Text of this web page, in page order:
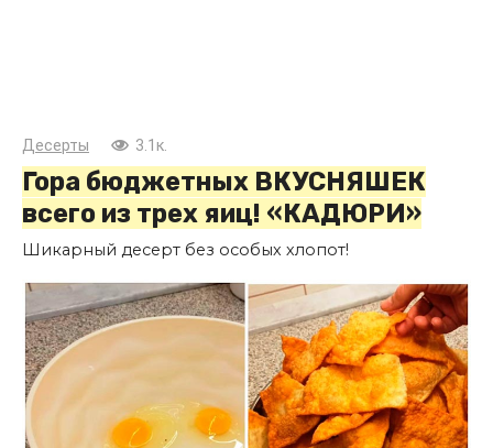
Десерты 3.1к.
Гора бюджетных ВКУСНЯШЕК
всего из трех яиц! «КАДЮРИ»
Шикарный десерт без особых хлопот!